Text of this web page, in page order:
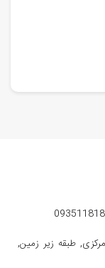
طبقه زیر زمین,